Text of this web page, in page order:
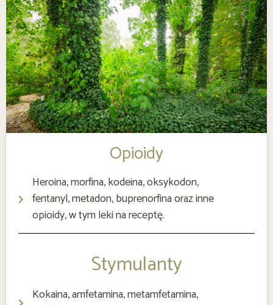
Opioidy
Heroina, morfina, kodeina, oksykodon,
fentanyl, metadon, buprenorfina oraz inne
opioidy, w tym leki na receptę.
Stymulanty
Kokaina, amfetamina, metamfetamina,